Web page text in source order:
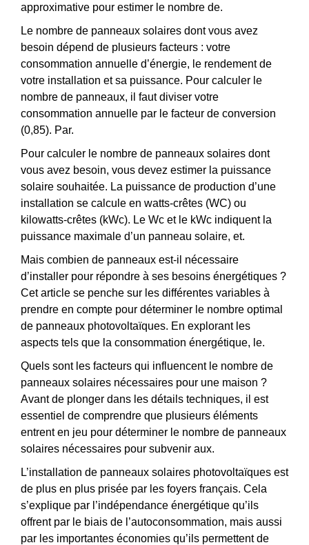
approximative pour estimer le nombre de.
Le nombre de panneaux solaires dont vous avez
besoin dépend de plusieurs facteurs : votre
consommation annuelle d’énergie, le rendement de
votre installation et sa puissance. Pour calculer le
nombre de panneaux, il faut diviser votre
consommation annuelle par le facteur de conversion
(0,85). Par.
Pour calculer le nombre de panneaux solaires dont
vous avez besoin, vous devez estimer la puissance
solaire souhaitée. La puissance de production d’une
installation se calcule en watts-crêtes (WC) ou
kilowatts-crêtes (kWc). Le Wc et le kWc indiquent la
puissance maximale d’un panneau solaire, et.
Mais combien de panneaux est-il nécessaire
d’installer pour répondre à ses besoins énergétiques ?
Cet article se penche sur les différentes variables à
prendre en compte pour déterminer le nombre optimal
de panneaux photovoltaïques. En explorant les
aspects tels que la consommation énergétique, le.
Quels sont les facteurs qui influencent le nombre de
panneaux solaires nécessaires pour une maison ?
Avant de plonger dans les détails techniques, il est
essentiel de comprendre que plusieurs éléments
entrent en jeu pour déterminer le nombre de panneaux
solaires nécessaires pour subvenir aux.
L’installation de panneaux solaires photovoltaïques est
de plus en plus prisée par les foyers français. Cela
s’explique par l’indépendance énergétique qu’ils
offrent par le biais de l’autoconsommation, mais aussi
par les importantes économies qu’ils permettent de